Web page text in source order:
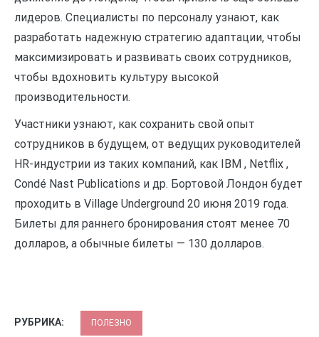
лидеров. Специалисты по персоналу узнают, как
разработать надежную стратегию адаптации, чтобы
максимизировать и развивать своих сотрудников,
чтобы вдохновить культуру высокой
производительности.
Участники узнают, как сохранить свой опыт
сотрудников в будущем, от ведущих руководителей
HR-индустрии из таких компаний, как IBM , Netflix ,
Condé Nast Publications и др. Бортовой Лондон будет
проходить в Village Underground 20 июня 2019 года.
Билеты для раннего бронирования стоят менее 70
долларов, а обычные билеты — 130 долларов.
РУБРИКА: ПОЛЕЗНО